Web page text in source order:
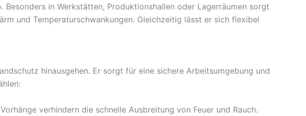
Besonders in Werkstätten, Produktionshallen oder Lagerräumen sorgt
und Temperaturschwankungen. Gleichzeitig lässt er sich flexibel
hinausgehen. Er sorgt für eine sichere Arbeitsumgebung und
verhindern die schnelle Ausbreitung von Feuer und Rauch.